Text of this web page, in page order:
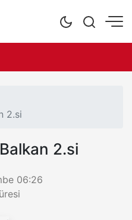
2.si
2.si
06:26